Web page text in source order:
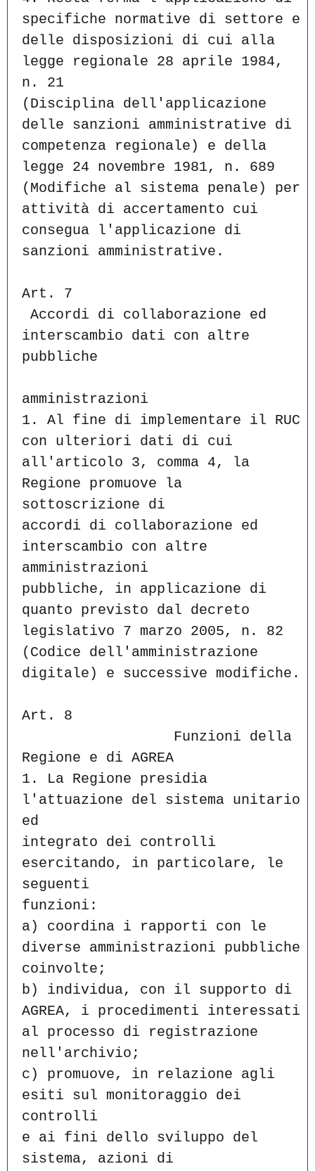
specifiche normative di settore e
delle disposizioni di cui alla
legge regionale 28 aprile 1984,
n. 21
(Disciplina dell'applicazione
delle sanzioni amministrative di
competenza regionale) e della
legge 24 novembre 1981, n. 689
(Modifiche al sistema penale) per
attività di accertamento cui
consegua l'applicazione di
sanzioni amministrative.
Art. 7
interscambio dati con altre
pubbliche
amministrazioni
1. Al fine di implementare il RUC
con ulteriori dati di cui
all'articolo 3, comma 4, la
Regione promuove la
sottoscrizione di
accordi di collaborazione ed
interscambio con altre
amministrazioni
pubbliche, in applicazione di
quanto previsto dal decreto
legislativo 7 marzo 2005, n. 82
(Codice dell'amministrazione
digitale) e successive modifiche.
Art. 8
Regione e di AGREA
1. La Regione presidia
l'attuazione del sistema unitario
ed
integrato dei controlli
esercitando, in particolare, le
seguenti
funzioni:
a) coordina i rapporti con le
diverse amministrazioni pubbliche
coinvolte;
b) individua, con il supporto di
AGREA, i procedimenti interessati
al processo di registrazione
nell'archivio;
c) promuove, in relazione agli
esiti sul monitoraggio dei
controlli
e ai fini dello sviluppo del
sistema, azioni di